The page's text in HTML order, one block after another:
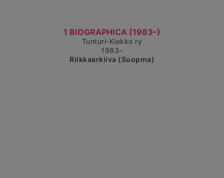
1 BIOGRAPHICA (1983–)
Čájet dárkkes dieđuid
Tunturi-Kiekko ry
1983–
Riikkaarkiiva (Suopma)